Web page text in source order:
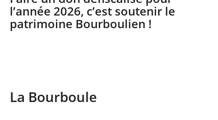
l’année 2026, c’est soutenir le
patrimoine Bourboulien !
La Bourboule